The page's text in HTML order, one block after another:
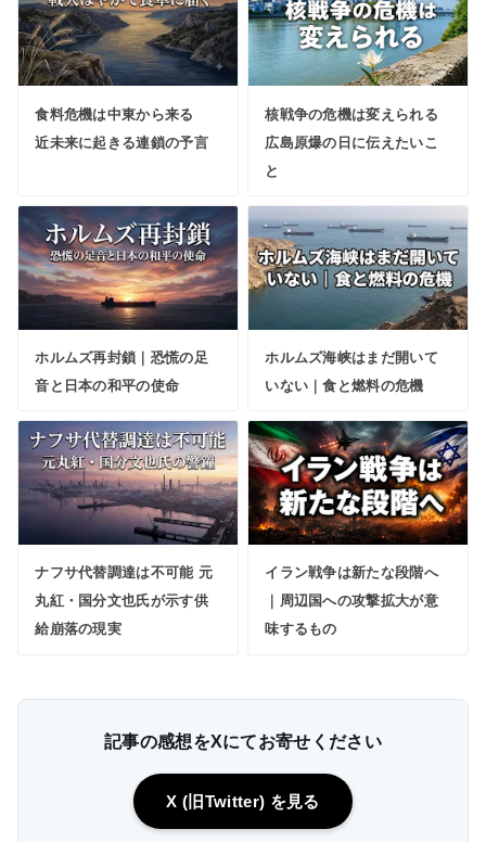
食料危機は中東から来る
近未来に起きる連鎖の予言
核戦争の危機は変えられる
広島原爆の日に伝えたいこ
と
ホルムズ再封鎖｜恐慌の足
音と日本の和平の使命
ホルムズ海峡はまだ開いて
いない｜食と燃料の危機
ナフサ代替調達は不可能 元
丸紅・国分文也氏が示す供
給崩落の現実
イラン戦争は新たな段階へ
｜周辺国への攻撃拡大が意
味するもの
記事の感想をXにてお寄せください
X (旧Twitter) を見る